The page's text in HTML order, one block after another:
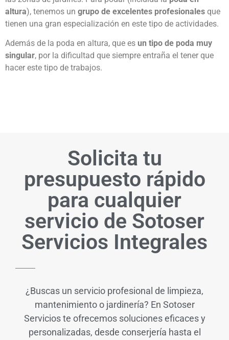
altura), tenemos un grupo de excelentes profesionales que
tienen una gran especialización en este tipo de actividades.
Además de la poda en altura, que es un tipo de poda muy
singular, por la dificultad que siempre entraña el tener que
hacer este tipo de trabajos.
Solicita tu
presupuesto rápido
para cualquier
servicio de Sotoser
Servicios Integrales
¿Buscas un servicio profesional de limpieza,
mantenimiento o jardinería? En Sotoser
Servicios te ofrecemos soluciones eficaces y
personalizadas, desde conserjería hasta el